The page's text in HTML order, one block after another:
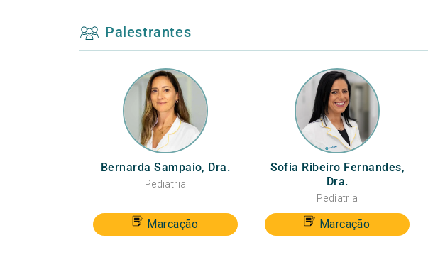
Palestrantes
Bernarda Sampaio, Dra.
Pediatria
Marcação
Sofia Ribeiro Fernandes,
Dra.
Pediatria
Marcação